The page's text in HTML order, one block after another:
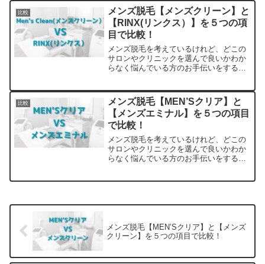
た。他のサロンやクリニックとの比較も
できます。アクセスも解説
比較
メンズ脱毛【メンズクリーン】と
【RINX(リンクス）】を５つの項
目で比較！
メンズ脱毛を考えているけれど、どこの
サロンやクリニックを選んで良いかわか
らなく悩んでいる方のお手伝いをするサ
た。他のサロンやクリニックとの比較も
できます。アクセスも解説
比較
メンズ脱毛【MEN’Sクリア】と
【メンズエミナル】を５つの項目
で比較！
メンズ脱毛を考えているけれど、どこの
サロンやクリニックを選んで良いかわか
らなく悩んでいる方のお手伝いをするサ
メンズ脱毛【MEN’Sクリア】と【メンズ
クリーン】を５つの項目で比較！